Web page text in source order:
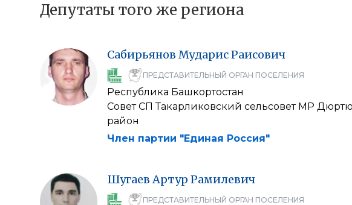
Депутаты того же региона
Сабирьянов МударисРаисович
ПРЕДСТАВИТЕЛЬНЫЙ ОРГАН ПОСЕЛЕНИЯ
Республика Башкортостан
Совет СП Такарликовский сельсовет МР
район
Член партии "Единая Россия"
Шугаев Артур Рамилевич
ПРЕДСТАВИТЕЛЬНЫЙ ОРГАН ПОСЕЛЕНИЯ